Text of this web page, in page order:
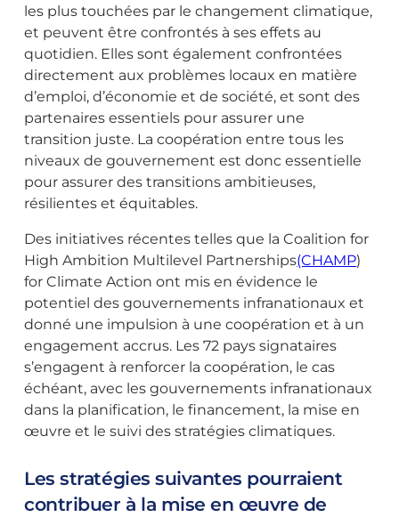
les plus touchées par le changement climatique,
et peuvent être confrontés à ses effets au
quotidien. Elles sont également confrontées
directement aux problèmes locaux en matière
d’emploi, d’économie et de société, et sont des
partenaires essentiels pour assurer une
transition juste. La coopération entre tous les
niveaux de gouvernement est donc essentielle
pour assurer des transitions ambitieuses,
résilientes et équitables.
Des initiatives récentes telles que la Coalition for
High Ambition Multilevel Partnerships(CHAMP)
for Climate Action ont mis en évidence le
potentiel des gouvernements infranationaux et
donné une impulsion à une coopération et à un
engagement accrus. Les 72 pays signataires
s’engagent à renforcer la coopération, le cas
échéant, avec les gouvernements infranationaux
dans la planification, le financement, la mise en
œuvre et le suivi des stratégies climatiques.
Les stratégies suivantes pourraient
contribuer à la mise en œuvre de